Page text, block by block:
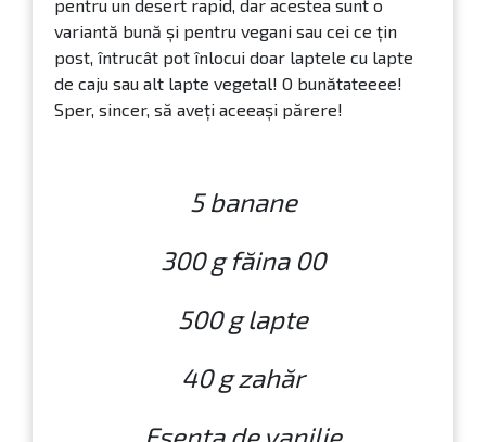
Având în casă câteva
banane foarte
coapte care nu mai erau pe placul nimănui, m-
am gândit
că în această perioadă nu
Am căutat idei de deserturi cu banane și
minunatăăăăă! Clătitele sunt o primă opțiune
pentru un desert rapid, dar acestea sunt o
post, întrucât pot înlocui doar laptele cu lapte
Sper, sincer, să aveți aceeași părere!